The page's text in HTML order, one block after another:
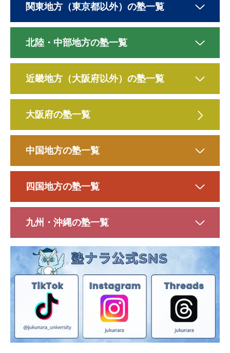
関東地方（東京都以外）の塾一覧
北陸・中部地方の塾一覧
近畿地方（大阪府以外）の塾一覧
大阪府の塾一覧
中国地方の塾一覧
四国地方の塾一覧
九州・沖縄の塾一覧